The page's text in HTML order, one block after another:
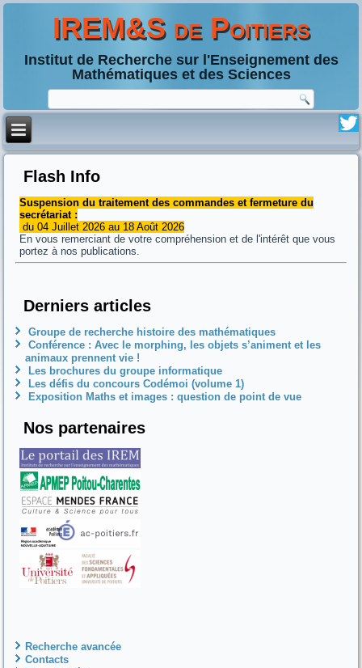
IREM&S de Poitiers
Institut de Recherche sur l'Enseignement des
Mathématiques et des Sciences
Flash Info
Suspension du traitement des commandes et fermeture du
secrétariat :
du 04 Juillet 2026 au 18 Août 2026
En vous remerciant de votre compréhension et de l'intérêt que vous
portez à nos publications.
Derniers articles
Groupe de recherche histoire des mathématiques
Conférence : Avec le morphing, les objets s’animent et les
animaux prennent vie !
Les brochures du groupe informatique
Les défis du concours Codémoi (volume 1)
Exposition Maths et images : question de point de vue
Nos partenaires
Recherche avancée
Contacts